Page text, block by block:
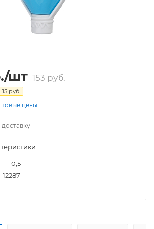
/шт 153руб.
15 руб.
цены
доставку
— 0,5
12287